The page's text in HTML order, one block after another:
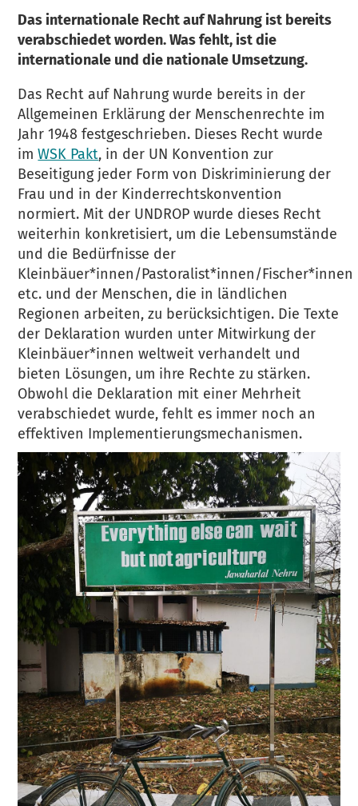
Das internationale Recht auf Nahrung ist bereits
verabschiedet worden. Was fehlt, ist die
internationale und die nationale Umsetzung.
Das Recht auf Nahrung wurde bereits in der
Allgemeinen Erklärung der Menschenrechte im
Jahr 1948 festgeschrieben. Dieses Recht wurde
imWSK Pakt, in der UN Konvention zur
Beseitigung jeder Form von Diskriminierung der
Frau und in der Kinderrechtskonvention
normiert. Mit der UNDROP wurde dieses Recht
weiterhin konkretisiert, um die Lebensumstände
und die Bedürfnisse der
Kleinbäuer*innen/Pastoralist*innen/Fischer*innen
etc. und der Menschen, die in ländlichen
Regionen arbeiten, zu berücksichtigen. Die Texte
der Deklaration wurden unter Mitwirkung der
Kleinbäuer*innen weltweit verhandelt und
bieten Lösungen, um ihre Rechte zu stärken.
Obwohl die Deklaration mit einer Mehrheit
verabschiedet wurde, fehlt es immer noch an
effektiven Implementierungsmechanismen.